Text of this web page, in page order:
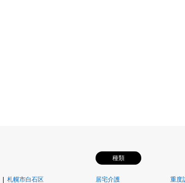
札幌市白石区
種類
居宅介護 重度